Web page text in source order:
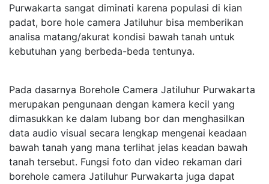
Purwakarta sangat diminati karena populasi di kian
padat, bore hole camera Jatiluhur bisa memberikan
analisa matang/akurat kondisi bawah tanah untuk
kebutuhan yang berbeda-beda tentunya.
Pada dasarnya Borehole Camera Jatiluhur Purwakarta
merupakan pengunaan dengan kamera kecil yang
dimasukkan ke dalam lubang bor dan menghasilkan
data audio visual secara lengkap mengenai keadaan
bawah tanah yang mana terlihat jelas keadan bawah
tanah tersebut. Fungsi foto dan video rekaman dari
borehole camera Jatiluhur Purwakarta juga dapat